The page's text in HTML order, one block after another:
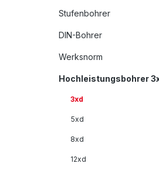
Stufenbohrer
DIN-Bohrer
Werksnorm
Hochleistungsbohrer
3xd
5xd
8xd
12xd